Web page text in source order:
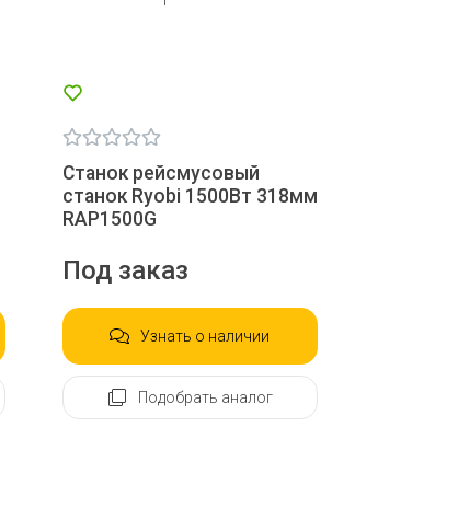
Станок рейсмусовый
станок Ryobi 1500Вт 318мм
RAP1500G
Под заказ
Узнать о наличии
Подобрать аналог